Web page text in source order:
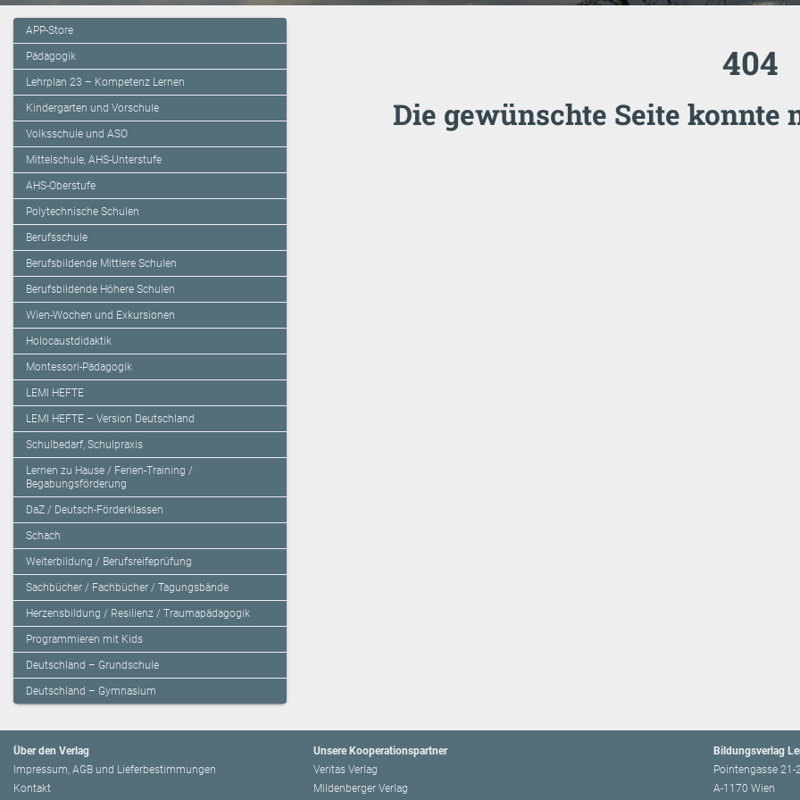
APP-Store
Pädagogik
Lehrplan 23 – Kompetenz Lernen
Kindergarten und Vorschule
Volksschule und ASO
Mittelschule, AHS-Unterstufe
AHS-Oberstufe
Polytechnische Schulen
Berufsschule
Berufsbildende Mittlere Schulen
Berufsbildende Höhere Schulen
Wien-Wochen und Exkursionen
Holocaustdidaktik
Montessori-Pädagogik
LEMI HEFTE
LEMI HEFTE – Version Deutschland
Schulbedarf, Schulpraxis
Lernen zu Hause / Ferien-Training /
Begabungsförderung
DaZ / Deutsch-Förderklassen
Schach
Weiterbildung / Berufsreifeprüfung
Sachbücher / Fachbücher / Tagungsbände
Herzensbildung / Resilienz / Traumapädagogik
Programmieren mit Kids
Deutschland – Grundschule
Deutschland – Gymnasium
404
Die gewünschte Seite konnte
Über den Verlag
Impressum, AGB und Lieferbestimmungen
Kontakt
Unsere Kooperationspartner
Veritas Verlag
Mildenberger Verlag
Bildungsverlag
Pointengasse 21-
A-1170 Wien